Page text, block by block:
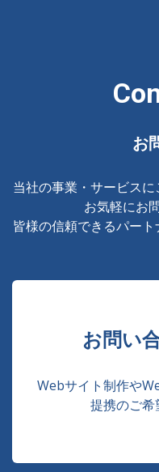
お
当社の事業・サービス
お気軽にお
皆様の信頼できるパー
お問い
Webサイト制作や
提携のご希